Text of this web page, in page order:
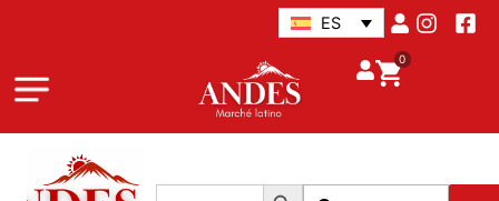
ES
0
Buscar: Botón de búsqueda